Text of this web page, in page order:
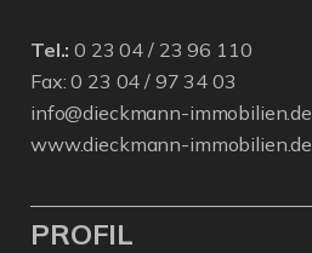
Tel.: 0 23 04 / 23 96 110
Fax: 0 23 04 / 97 34 03
info@dieckmann-immobilien.de
www.dieckmann-immobilien.de
PROFIL